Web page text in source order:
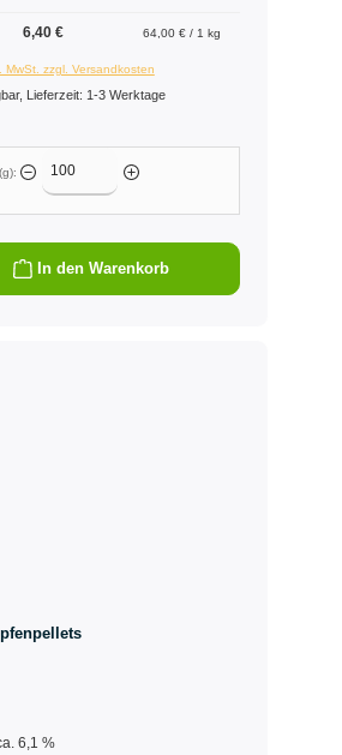
6,40 € 64,00 € / 1 kg
MwSt. zzgl. Versandkosten
Lieferzeit: 1-3 Werktage
In den Warenkorb
6,1 %